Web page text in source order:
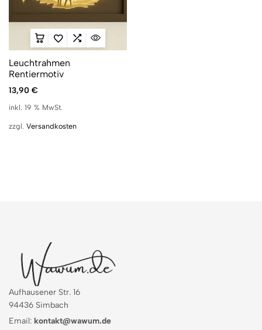
Leuchtrahmen
Rentiermotiv
13,90 €
inkl. 19 % MwSt.
zzgl. Versandkosten
Aufhausener Str. 16
94436 Simbach
Email: kontakt@wawum.de